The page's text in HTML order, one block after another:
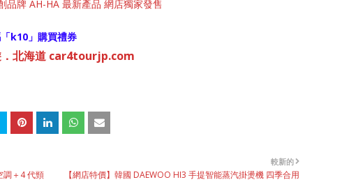
品牌 AH-HA 最新產品 網店獨家發售
k10 」購買禮券
．北海道 car4tourjp.com
較新的
【網店特價】韓國 DAEWOO HI3 手提智能蒸汽掛燙機 四季合用
調＋4 代頸